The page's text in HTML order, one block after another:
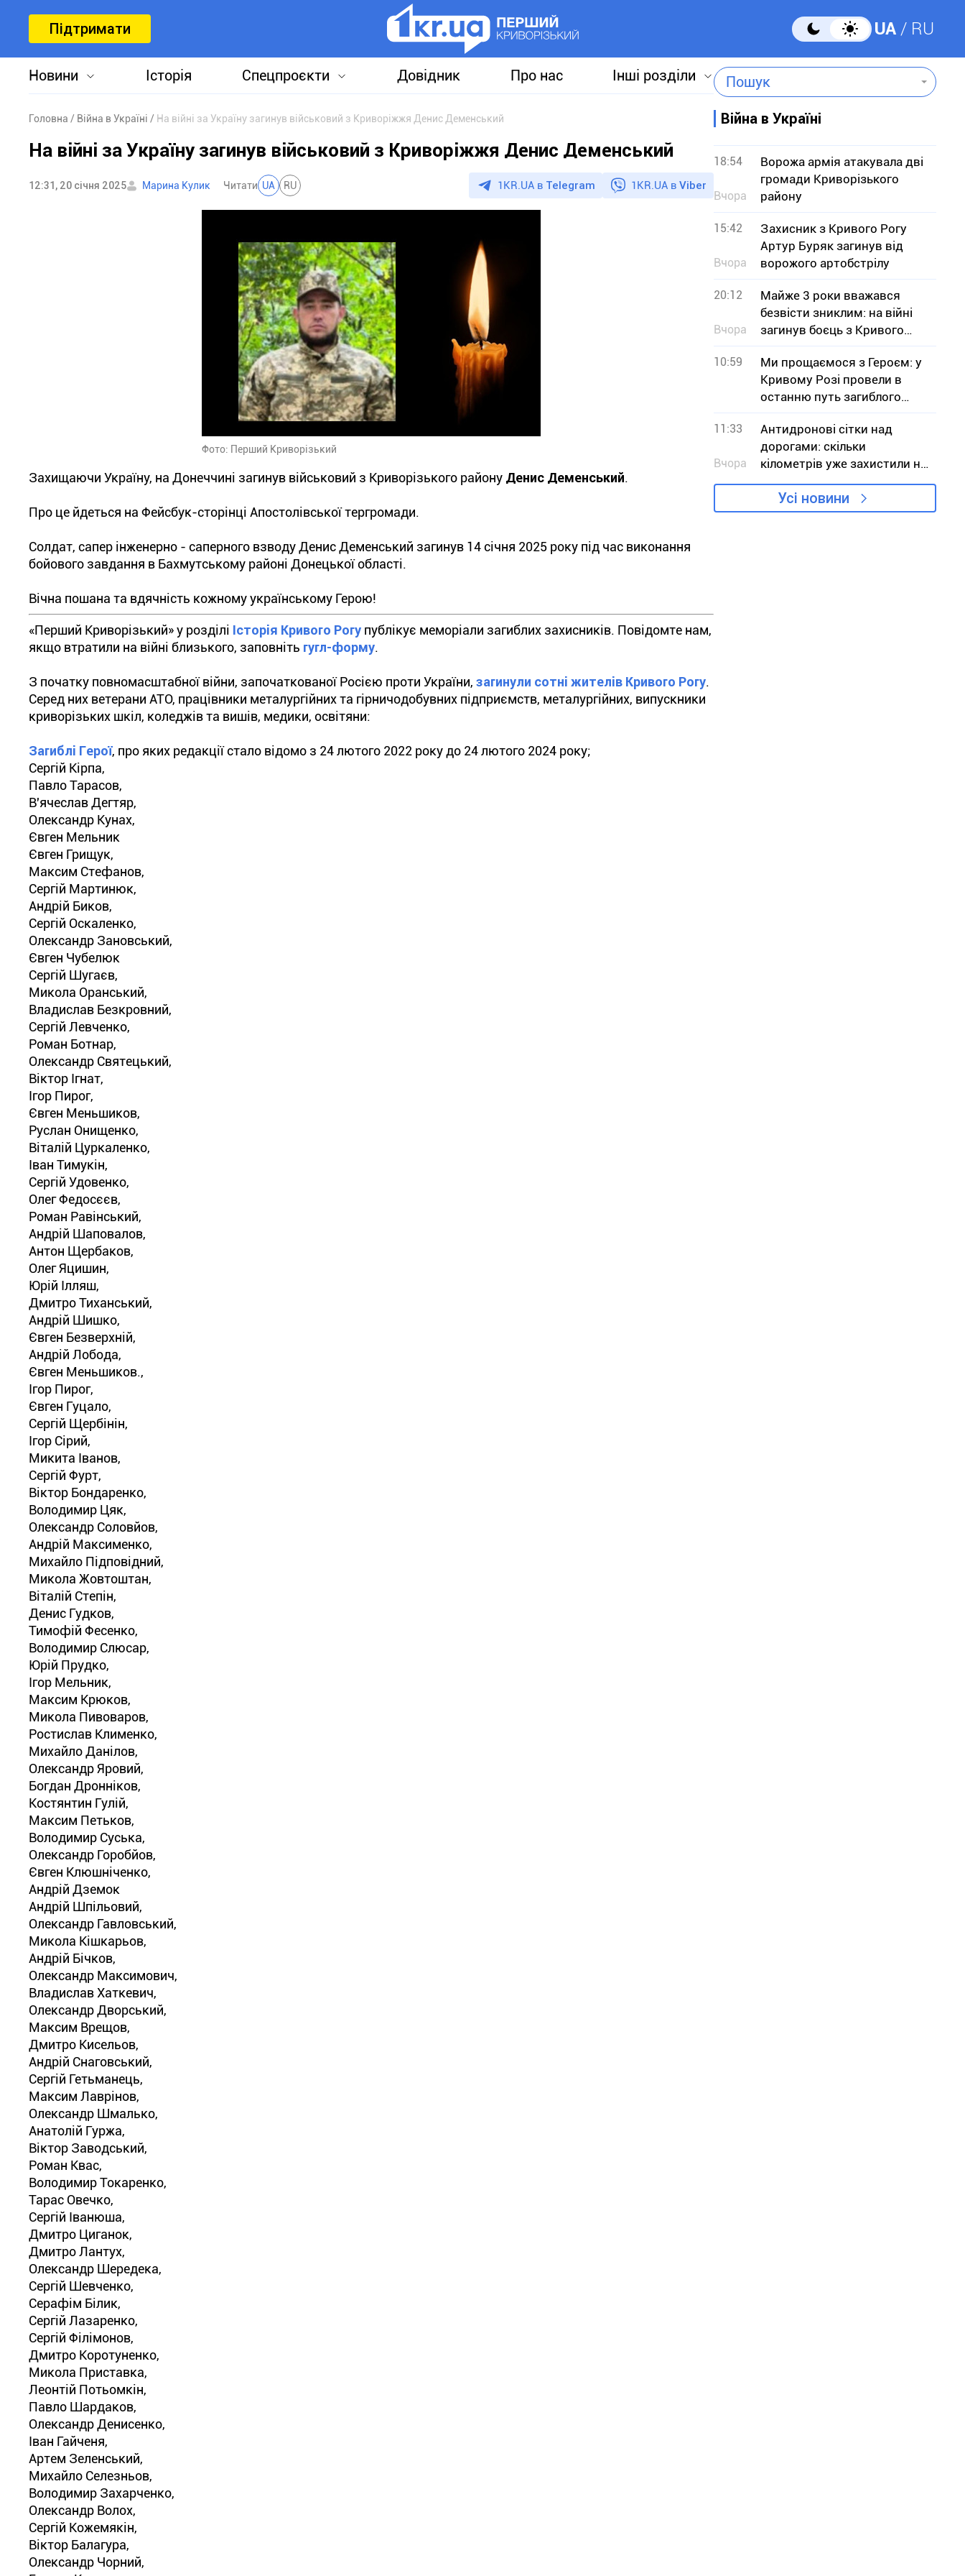
Підтримати UA RU
Новини Історія Спецпроєкти Довідник Про нас Інші розділи Пошук
Головна Війна в Україні На війні за Україну загинув військовий з Криворіжжя Денис Деменський
На війні за Україну загинув військовий з Криворіжжя Денис Деменський
12:31, 20 січня 2025 Марина Кулик Читати UA RU 1KR.UA в Telegram 1KR.UA в Viber
Фото: Перший Криворізький
Захищаючи Україну, на Донеччині загинув військовий з Криворізького району Денис Деменський.
Про це йдеться на Фейсбук-сторінці Апостолівської тергромади.
Солдат, сапер інженерно - саперного взводу Денис Деменський загинув 14 січня 2025 року під час виконання
бойового завдання в Бахмутському районі Донецької області.
Вічна пошана та вдячність кожному українському Герою!
«Перший Криворізький» у розділі Історія Кривого Рогу публікує меморіали загиблих захисників. Повідомте нам,
якщо втратили на війні близького, заповніть гугл-форму.
З початку повномасштабної війни, започаткованої Росією проти України, загинули сотні жителів Кривого Рогу.
Серед них ветерани АТО, працівники металургійних та гірничодобувних підприємств, металургійних, випускники
криворізьких шкіл, коледжів та вишів, медики, освітяни:
Загиблі Герої, про яких редакції стало відомо з 24 лютого 2022 року до 24 лютого 2024 року;
Сергій Кірпа,
Павло Тарасов,
В'ячеслав Дегтяр,
Олександр Кунах,
Євген Мельник
Євген Грищук,
Максим Стефанов,
Сергій Мартинюк,
Андрій Биков,
Сергій Оскаленко,
Олександр Зановський,
Євген Чубелюк
Сергій Шугаєв,
Микола Оранський,
Владислав Безкровний,
Сергій Левченко,
Роман Ботнар,
Олександр Святецький,
Віктор Ігнат,
Ігор Пирог,
Євген Меньшиков,
Руслан Онищенко,
Віталій Цуркаленко,
Іван Тимукін,
Сергій Удовенко,
Олег Федосєєв,
Роман Равінський,
Андрій Шаповалов,
Антон Щербаков,
Олег Яцишин,
Юрій Ілляш,
Дмитро Тиханський,
Андрій Шишко,
Євген Безверхній,
Андрій Лобода,
Євген Меньшиков.,
Ігор Пирог,
Євген Гуцало,
Сергій Щербінін,
Ігор Сірий,
Микита Іванов,
Сергій Фурт,
Віктор Бондаренко,
Володимир Цяк,
Олександр Соловйов,
Андрій Максименко,
Михайло Підповідний,
Микола Жовтоштан,
Віталій Степін,
Денис Гудков,
Тимофій Фесенко,
Володимир Слюсар,
Юрій Прудко,
Ігор Мельник,
Максим Крюков,
Микола Пивоваров,
Ростислав Клименко,
Михайло Данілов,
Олександр Яровий,
Богдан Дронніков,
Костянтин Гулій,
Максим Петьков,
Володимир Суська,
Олександр Горобйов,
Євген Клюшніченко,
Андрій Дземок
Андрій Шпільовий,
Олександр Гавловський,
Микола Кішкарьов,
Андрій Бічков,
Олександр Максимович,
Владислав Хаткевич,
Олександр Дворський,
Максим Врещов,
Дмитро Кисельов,
Андрій Снаговський,
Сергій Гетьманець,
Максим Лаврінов,
Олександр Шмалько,
Анатолій Гуржа,
Віктор Заводський,
Роман Квас,
Володимир Токаренко,
Тарас Овечко,
Сергій Іванюша,
Дмитро Циганок,
Дмитро Лантух,
Олександр Шередека,
Сергій Шевченко,
Серафім Білик,
Сергій Лазаренко,
Сергій Філімонов,
Дмитро Коротуненко,
Микола Приставка,
Леонтій Потьомкін,
Павло Шардаков,
Олександр Денисенко,
Іван Гайченя,
Артем Зеленський,
Михайло Селезньов,
Володимир Захарченко,
Олександр Волох,
Сергій Кожемякін,
Віктор Балагура,
Олександр Чорний,
Війна в Україні
18:54
Вчора
Ворожа армія атакувала дві
громади Криворізького
району
15:42
Вчора
Захисник з Кривого Рогу
Артур Буряк загинув від
ворожого артобстрілу
20:12
Вчора
Майже 3 роки вважався
безвісти зниклим: на війні
загинув боєць з Кривого
Рогу В`ячеслав Чучмай
10:59
Ми прощаємося з Героєм: у
Кривому Розі провели в
останню путь загиблого
військового Юрія Тісьменка
11:33
Вчора
Антидронові сітки над
дорогами: скільки
кілометрів уже захистили на
Дніпропетровщині
Усі новини